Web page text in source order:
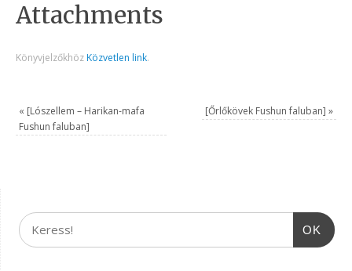
Attachments
Könyvjelzőkhöz Közvetlen link.
« [Lószellem – Harikan-mafa
Fushun faluban]
[Őrlőkövek Fushun faluban] »
OK